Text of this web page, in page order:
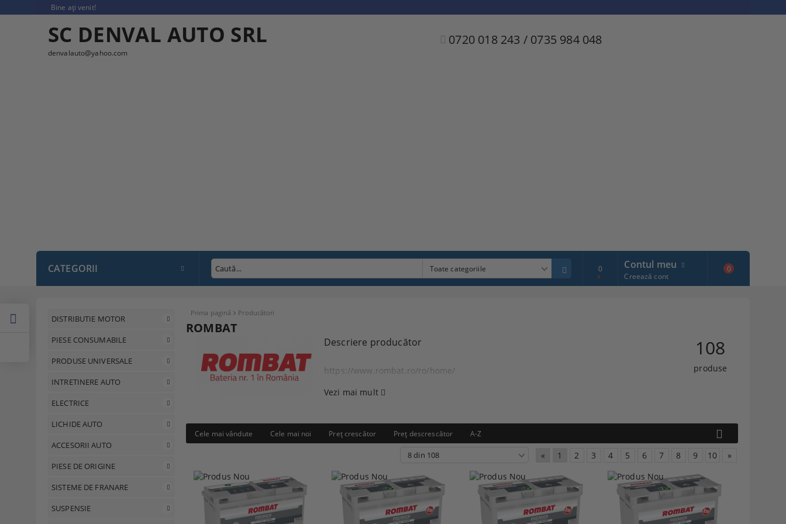
Bine ați venit!
SC DENVAL AUTO SRL
denvalauto@yahoo.com
0720 018 243 / 0735 984 048
CATEGORII 0 Contul meu
Creează cont
0
DISTRIBUTIE MOTOR
PIESE CONSUMABILE
PRODUSE UNIVERSALE
INTRETINERE AUTO
ELECTRICE
LICHIDE AUTO
ACCESORII AUTO
PIESE DE ORIGINE
SISTEME DE FRANARE
SUSPENSIE
Prima pagină Producători
ROMBAT
Descriere producător
https://www.rombat.ro/ro/home/
Vezi mai mult
108
produse
Cele mai vândute Cele mai noi Preţ crescător Preţ descrescător A-Z
« 1 2 3 4 5 6 7 8 9 10 »